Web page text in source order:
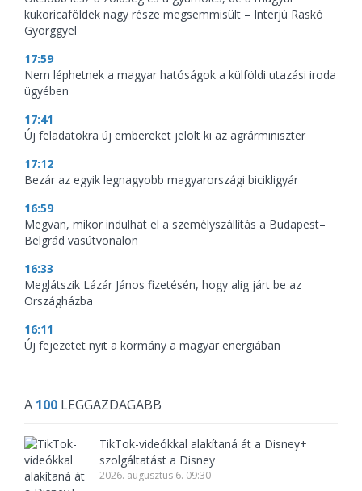
kukoricaföldek nagy része megsemmisült – Interjú Raskó
Györggyel
17:59
Nem léphetnek a magyar hatóságok a külföldi utazási iroda
ügyében
17:41
Új feladatokra új embereket jelölt ki az agrárminiszter
17:12
Bezár az egyik legnagyobb magyarországi bicikligyár
16:59
Megvan, mikor indulhat el a személyszállítás a Budapest–
Belgrád vasútvonalon
16:33
Meglátszik Lázár János fizetésén, hogy alig járt be az
Országházba
16:11
Új fejezetet nyit a kormány a magyar energiában
A 100 LEGGAZDAGABB
TikTok-videókkal alakítaná át a Disney+
szolgáltatást a Disney
2026. augusztus 6. 09:30